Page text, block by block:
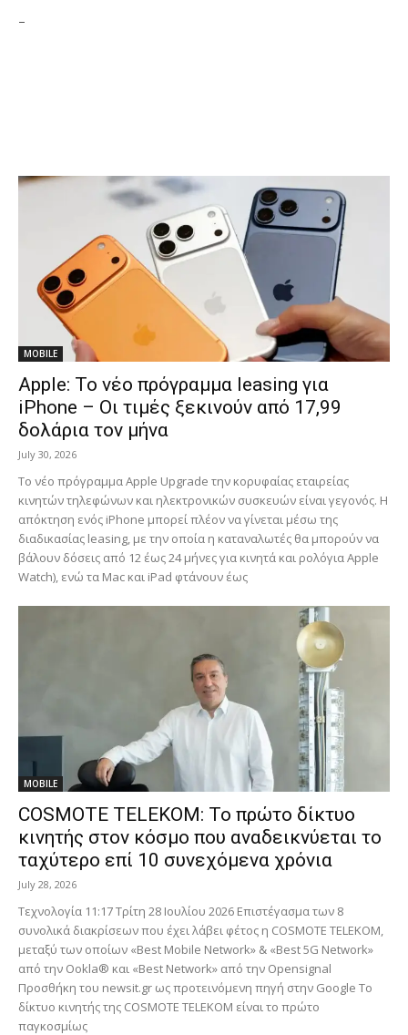
-
MOBILE
Apple: Το νέο πρόγραμμα leasing για
iPhone – Οι τιμές ξεκινούν από 17,99
δολάρια τον μήνα
July 30, 2026
Το νέο πρόγραμμα Apple Upgrade την κορυφαίας εταιρείας
κινητών τηλεφώνων και ηλεκτρονικών συσκευών είναι γεγονός. Η
απόκτηση ενός iPhone μπορεί πλέον να γίνεται μέσω της
διαδικασίας leasing, με την οποία η καταναλωτές θα μπορούν να
βάλουν δόσεις από 12 έως 24 μήνες για κινητά και ρολόγια Apple
Watch), ενώ τα Mac και iPad φτάνουν έως
MOBILE
COSMOTE TELEKOM: Το πρώτο δίκτυο
κινητής στον κόσμο που αναδεικνύεται το
ταχύτερο επί 10 συνεχόμενα χρόνια
July 28, 2026
Τεχνολογία 11:17 Τρίτη 28 Ιουλίου 2026 Επιστέγασμα των 8
συνολικά διακρίσεων που έχει λάβει φέτος η COSMOTE TELEKOM,
μεταξύ των οποίων «Best Mobile Network» & «Best 5G Network»
από την Ookla® και «Best Network» από την Opensignal
Προσθήκη του newsit.gr ως προτεινόμενη πηγή στην Google Το
δίκτυο κινητής της COSMOTE TELEKOM είναι το πρώτο
παγκοσμίως